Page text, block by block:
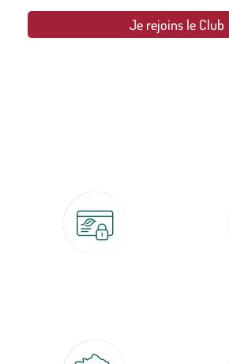
Je rejoins le Club